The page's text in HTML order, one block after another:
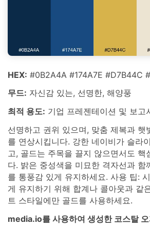
HEX: #0B2A4A #174A7E #D7B44C
무드: 자신감 있는, 선명한, 해양풍
최적 용도: 기업 프레젠테이션 및 보고
선명하고 권위 있으며, 맞춤 제복과 햇
를 연상시킵니다. 강한 네이비가 슬라
고, 골드는 주목을 끌지 않으면서도 핵
다. 밝은 중성색을 미묘한 격자선과 함
를 통풍감 있게 유지하세요. 사용 팁:
게 유지하기 위해 합계나 콜아웃과 같
트 스타일에만 골드를 사용하세요.
media.io를 사용하여 생성한 코스탈